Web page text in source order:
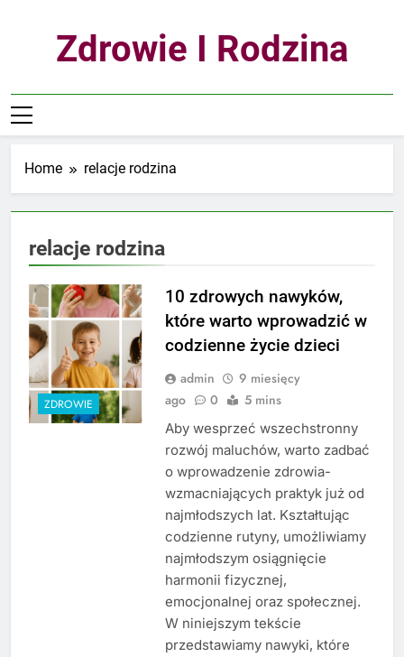
Zdrowie I Rodzina
Home relacje rodzina
relacje rodzina
ZDROWIE
10 zdrowych nawyków,
które warto wprowadzić w
codzienne życie dzieci
admin
9 miesięcy
ago
0 5 mins
Aby wesprzeć wszechstronny
rozwój maluchów, warto zadbać
o wprowadzenie zdrowia-
wzmacniających praktyk już od
najmłodszych lat. Kształtując
codzienne rutyny, umożliwiamy
najmłodszym osiągnięcie
harmonii fizycznej,
emocjonalnej oraz społecznej.
W niniejszym tekście
przedstawiamy nawyki, które